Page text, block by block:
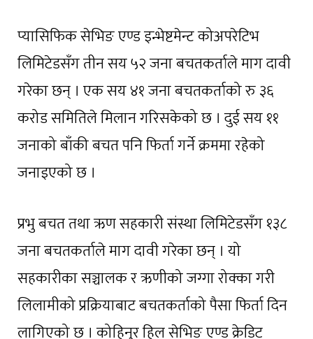
प्यासिफिक सेभिङ एण्ड इन्भेष्टमेन्ट कोअपरेटिभ
लिमिटेडसँग तीन सय ५२ जना बचतकर्ताले माग दावी
गरेका छन् । एक सय ४१ जना बचतकर्ताको रु ३६
करोड समितिले मिलान गरिसकेको छ । दुई सय ११
जनाको बाँकी बचत पनि फिर्ता गर्ने क्रममा रहेको
जनाइएको छ ।
प्रभु बचत तथा ऋण सहकारी संस्था लिमिटेडसँग १३८
जना बचतकर्ताले माग दावी गरेका छन् । यो
सहकारीका सञ्चालक र ऋणीको जग्गा रोक्का गरी
लिलामीको प्रक्रियाबाट बचतकर्ताको पैसा फिर्ता दिन
लागिएको छ । कोहिनुर हिल सेभिङ एण्ड क्रेडिट